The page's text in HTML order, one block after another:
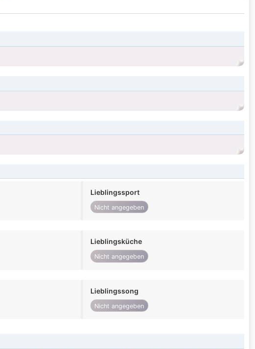
Lieblingssport
Nicht angegeben
Lieblingsküche
Nicht angegeben
Lieblingssong
Nicht angegeben